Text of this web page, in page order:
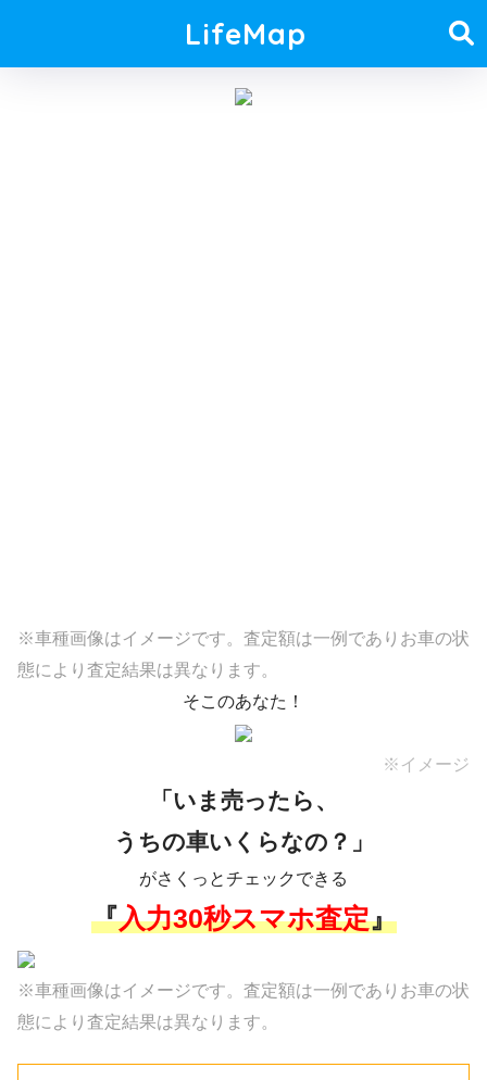
LifeMap
※車種画像はイメージです。査定額は一例でありお車の状
態により査定結果は異なります。
そこのあなた！
※イメージ
「いま売ったら、
うちの車いくらなの？」
がさくっとチェックできる
『入力30秒スマホ査定』
※車種画像はイメージです。査定額は一例でありお車の状
態により査定結果は異なります。